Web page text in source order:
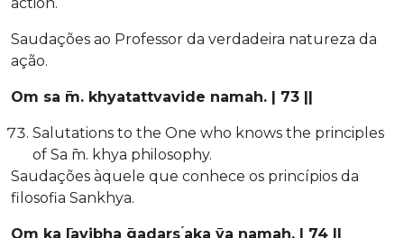
Saudações ao Professor da verdadeira natureza da
ação.
Om sa ̄m. khyatattvavide namah. | 73 ||
Salutations to the One who knows the principles
of Sa ̄m. khya philosophy.
Saudações àquele que conhece os princípios da
filosofia Sankhya.
Om ka ̄lavibha ̄gadars ́aka ̄ya namah. | 74 ||